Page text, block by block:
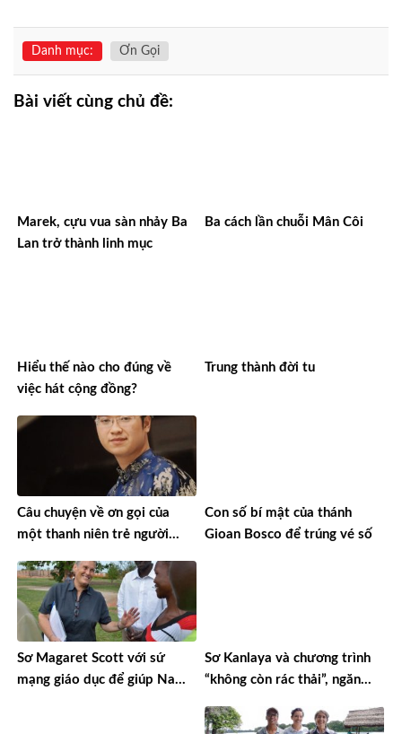
Danh mục: Ơn Gọi
Bài viết cùng chủ đề:
Marek, cựu vua sàn nhảy Ba
Lan trở thành linh mục
Ba cách lần chuỗi Mân Côi
Hiểu thế nào cho đúng về
việc hát cộng đồng?
Trung thành đời tu
Câu chuyện về ơn gọi của
một thanh niên trẻ người
Chartreux ở Thụy Sĩ
Con số bí mật của thánh
Gioan Bosco để trúng vé số
Sơ Magaret Scott với sứ
mạng giáo dục để giúp Nam
Sơ Kanlaya và chương trình
“không còn rác thải”, ngăn